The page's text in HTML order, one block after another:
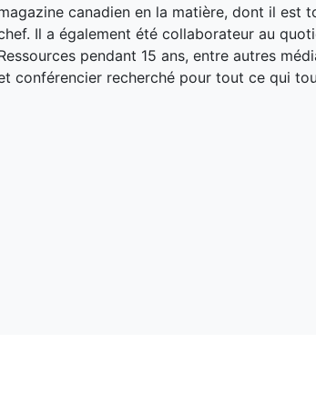
canadien en la matière, dont il est
Il a également été collaborateur au
pendant 15 ans, entre autres
conférencier recherché pour tout ce qui